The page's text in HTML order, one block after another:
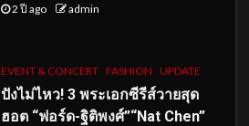
2 ปี ago admin
EVENT & CONCERT FASHION UPDATE
ปังไม่ไหว! 3 พระเอกซีรีส์วายสุด
ฮอต “ฟอร์ด-ฐิติพงศ์”“Nat Chen”